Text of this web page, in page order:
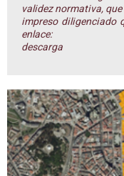
validez normativa,
impreso diligenciado
enlace:
descarga